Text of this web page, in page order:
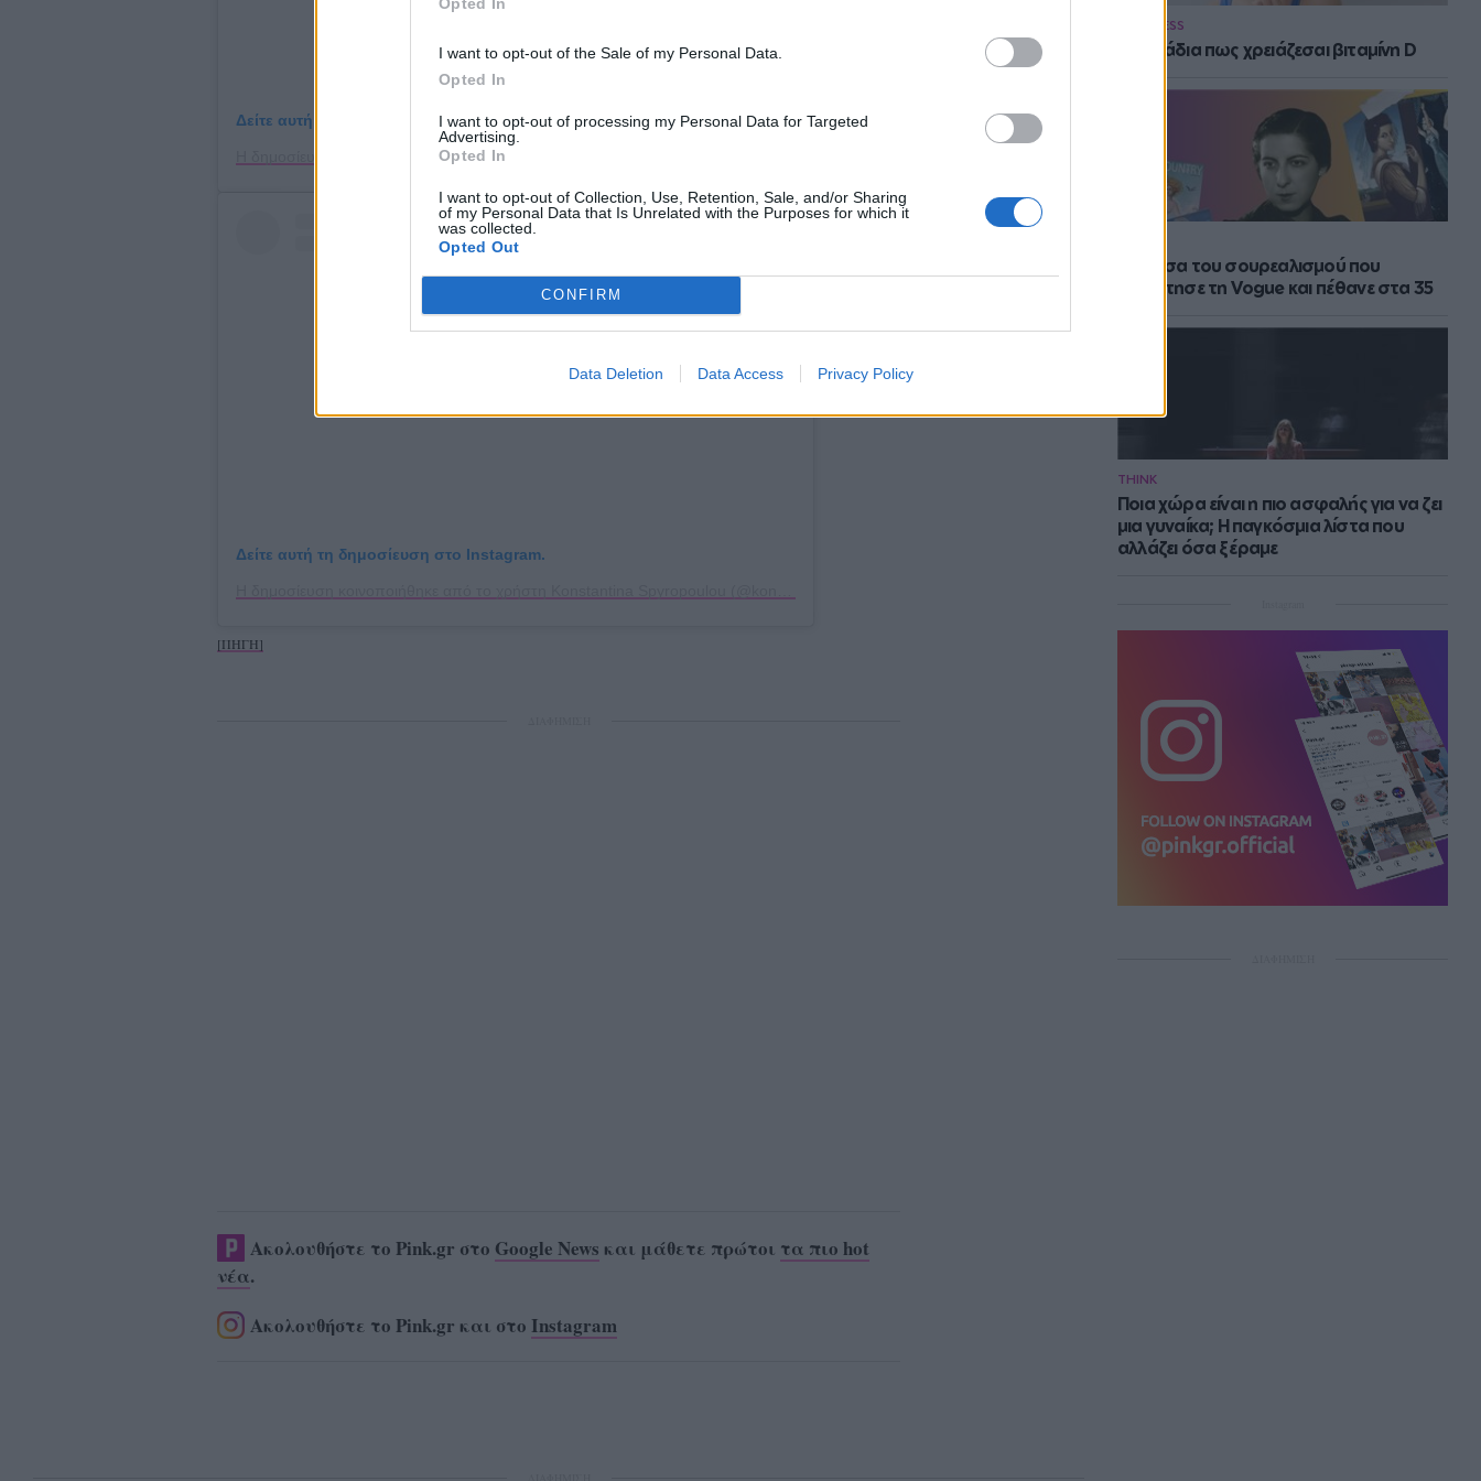
I want to opt-out of the Sale of my Personal Data.
Opted In
I want to opt-out of processing my Personal Data for Targeted
Advertising.
Opted In
I want to opt-out of Collection, Use, Retention, Sale, and/or Sharing
of my Personal Data that Is Unrelated with the Purposes for which it
was collected.
Opted Out
CONFIRM
Data Deletion Data Access Privacy Policy
WELLNESS
3 σημάδια πως χρειάζεσαι βιταμίνη D
Η μούσα του σουρεαλισμού που
κατέκτησε τη Vogue και πέθανε στα 35
THINK
Ποια χώρα είναι η πιο ασφαλής για να ζει
μια γυναίκα; Η παγκόσμια λίστα που
αλλάζει όσα ξέραμε
Δείτε αυτή τη δημοσίευση στο Instagram.
Δείτε αυτή τη δημοσίευση στο Instagram.
[ΠΗΓΗ]
Ακολουθήστε το Pink.gr στο Google News και μάθετε πρώτοι τα πιο hot
νέα.
Ακολουθήστε το Pink.gr και στο Instagram